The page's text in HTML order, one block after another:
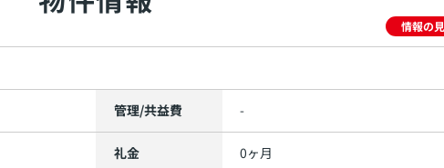
情報の
管理/共益費 -
礼金 0ヶ月